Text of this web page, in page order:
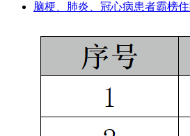
脑梗、肺炎、冠心病患者霸榜